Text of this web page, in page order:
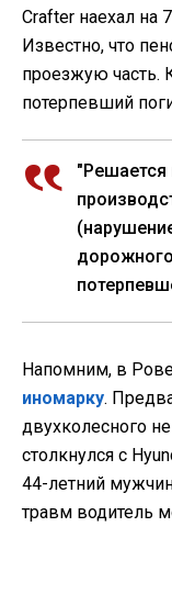
Crafter наехал на
Известно, что
проезжую часть.
потерпевший
"Решается
Напомним, в
иномарку.
двухколесного
столкнулся с
44-летний
травм водитель